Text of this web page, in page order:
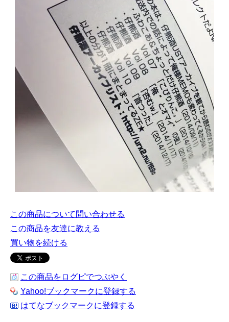
この商品について問い合わせる
この商品を友達に教える
買い物を続ける
この商品をログピでつぶやく
Yahoo!ブックマークに登録する
はてなブックマークに登録する